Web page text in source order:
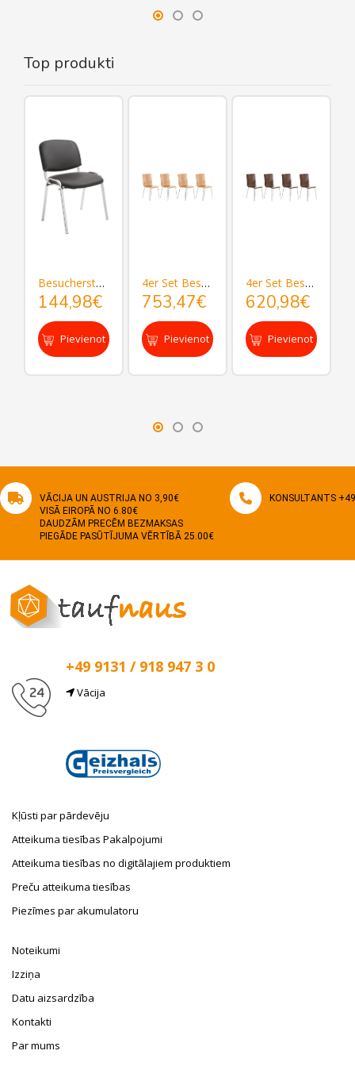
Top produkti
Besucherstuhl Ken C Kunstleder
144,98€
Pievienot
grozam
4er Set Besucherstuhl Pepe
753,47€
Pievienot
grozam
4er Set Besucherstuhl Pepe
620,98€
Pievienot
grozam
VĀCIJA UN AUSTRIJA NO 3,90€
VISĀ EIROPĀ NO 6.80€
DAUDZĀM PRECĒM BEZMAKSAS
PIEGĀDE PASŪTĪJUMA VĒRTĪBĀ 25.00€
KONSULTANTS
+49 9131 / 918 947 3 0
Vācija
Kļūsti par pārdevēju
Atteikuma tiesības Pakalpojumi
Atteikuma tiesības no digitālajiem produktiem
Preču atteikuma tiesības
Piezīmes par akumulatoru
Noteikumi
Izziņa
Datu aizsardzība
Kontakti
Par mums